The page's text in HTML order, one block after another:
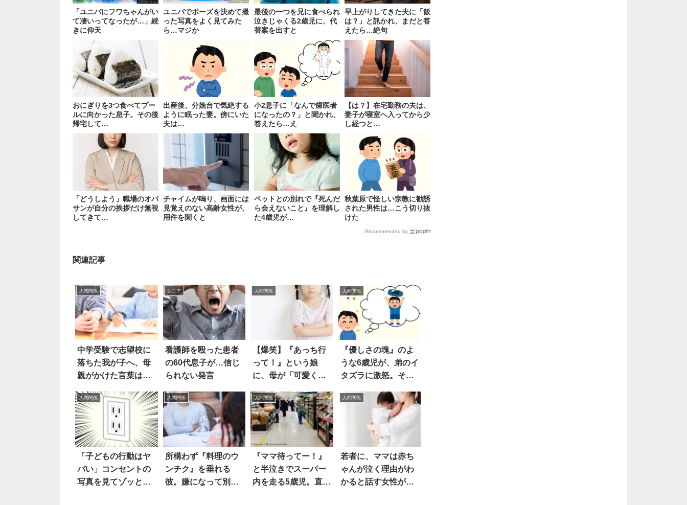
「ユニバにフワちゃんがい
て凄いってなったが…」続
きに仰天
ユニバでポーズを決めて撮
った写真をよく見てみた
ら…マジか
最後の一つを兄に食べられ
泣きじゃくる2歳児に、代
替案を出すと
早上がりしてきた夫に「飯
は？」と訊かれ、まだと答
えたら…絶句
おにぎりを3つ食べてプー
ルに向かった息子。その後
帰宅して…
出産後、分娩台で気絶する
ように眠った妻。傍にいた
夫は…
小2息子に「なんで歯医者
になったの？」と聞かれ、
答えたら…え
【は？】在宅勤務の夫は、
妻子が寝室へ入ってから少
し経つと…
「どうしよう」職場のオバ
サンが自分の挨拶だけ無視
してきて…
チャイムが鳴り、画面には
見覚えのない高齢女性が。
用件を聞くと
ペットとの別れで『死んだ
ら会えないこと』を理解し
た4歳児が…
秋葉原で怪しい宗教に勧誘
された男性は…こう切り抜
けた
Recommended by
関連記事
人間関係
中学受験で志望校に
落ちた我が子へ、母
親がかけた言葉は…
シニア
看護師を殴った患者
の60代息子が…信じ
られない発言
人間関係
【爆笑】『あっち行
って！』という娘
に、母が「可愛く言
た結果？
人間関係
『優しさの塊』のよ
うな6歳児が、弟のイ
タズラに激怒。その
人間関係
「子どもの行動はヤ
バい」コンセントの
写真を見てゾッとし
人間関係
所構わず『料理のウ
ンチク』を垂れる
彼。嫌になって別れ
人間関係
『ママ待ってー！』
と半泣きでスーパー
内を走る5歳児。直後
人間関係
若者に、ママは赤ち
ゃんが泣く理由がわ
かると話す女性がい